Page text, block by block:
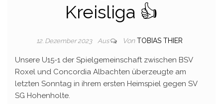
Kreisliga 👍
12. Dezember 2023 Aus Von TOBIAS THIER
Unsere U15-1 der Spielgemeinschaft zwischen BSV
Roxel und Concordia Albachten überzeugte am
letzten Sonntag in ihrem ersten Heimspiel gegen SV
SG Hohenholte.